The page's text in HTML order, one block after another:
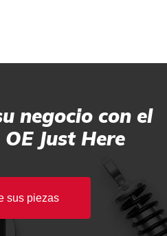
negocio con el
Just Here
sus piezas